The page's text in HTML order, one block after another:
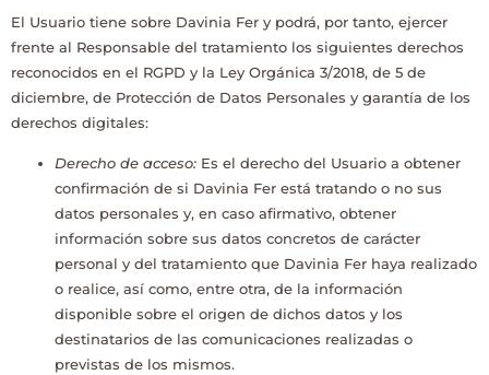
El Usuario tiene sobre Davinia Fer y podrá, por tanto, ejercer
frente al Responsable del tratamiento los siguientes derechos
reconocidos en el RGPD y la Ley Orgánica 3/2018, de 5 de
diciembre, de Protección de Datos Personales y garantía de los
derechos digitales:
Derecho de acceso: Es el derecho del Usuario a obtener
confirmación de si Davinia Fer está tratando o no sus
datos personales y, en caso afirmativo, obtener
información sobre sus datos concretos de carácter
personal y del tratamiento que Davinia Fer haya realizado
o realice, así como, entre otra, de la información
disponible sobre el origen de dichos datos y los
destinatarios de las comunicaciones realizadas o
previstas de los mismos.